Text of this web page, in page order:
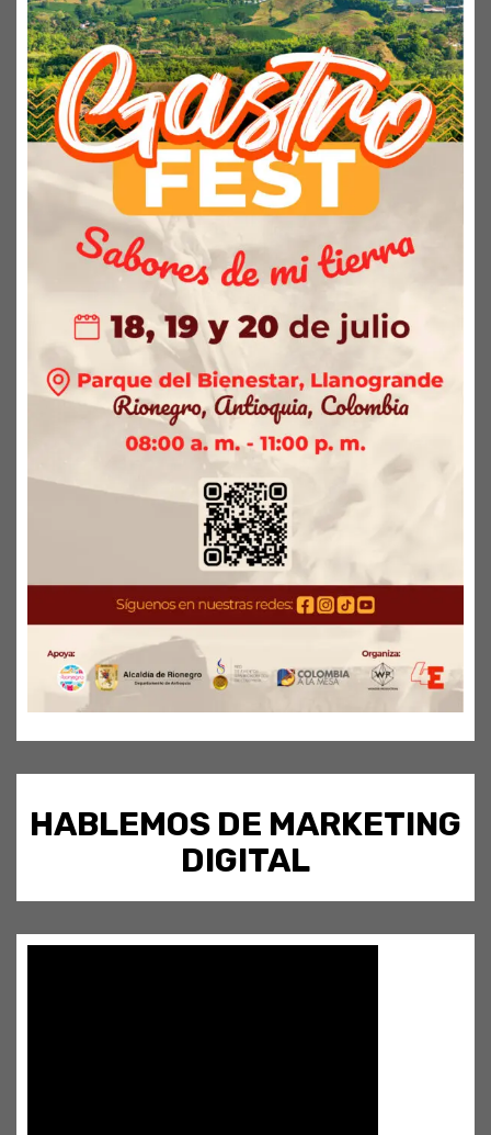
HABLEMOS DE MARKETING
DIGITAL